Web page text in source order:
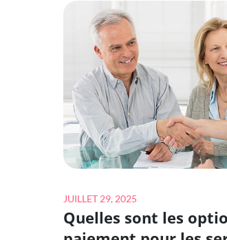
Posted
on
JUILLET 29, 2025
Quelles sont les